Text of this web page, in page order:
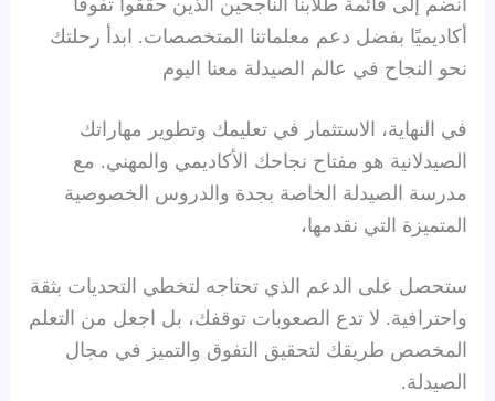
أكاديميًا بفضل دعم معلماتنا المتخصصات. ابدأ رحلتك
نحو النجاح في عالم الصيدلة معنا اليوم
في النهاية، الاستثمار في تعليمك وتطوير مهاراتك
الصيدلانية هو مفتاح نجاحك الأكاديمي والمهني. مع
مدرسة الصيدلة الخاصة بجدة والدروس الخصوصية
المتميزة التي نقدمها،
ستحصل على الدعم الذي تحتاجه لتخطي التحديات بثقة
واحترافية. لا تدع الصعوبات توقفك، بل اجعل من التعلم
المخصص طريقك لتحقيق التفوق والتميز في مجال
الصيدلة.